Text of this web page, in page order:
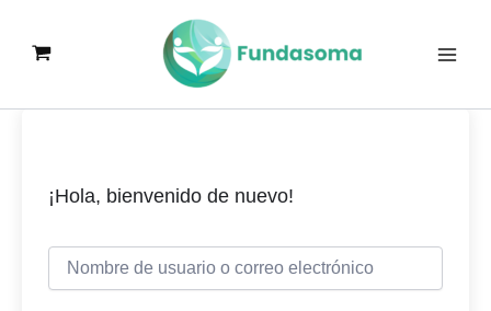
contenido
¡Hola, bienvenido de nuevo!